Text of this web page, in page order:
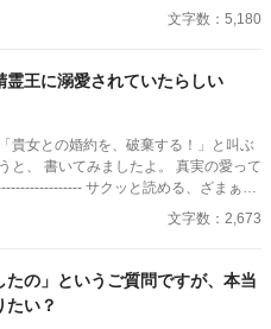
となって隣国の公爵に嫁ぐことに。一
定した国王は、次第に新しい王妃の言
いなかった。 ※小説家になろうにも投
文字数：5,180
霊王に溺愛されていたらしい
貴女との婚約を、破棄する！」と叫ぶ
いてみましたよ。 真実の愛って
文字数：2,673
たの」というご質問ですが、本当
たい？